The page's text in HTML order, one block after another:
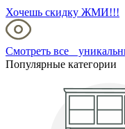
Хочешь скидку ЖМИ!!!
Смотреть все
Популярные категории